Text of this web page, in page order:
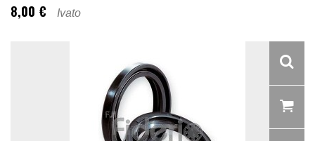
8,00 € Ivato